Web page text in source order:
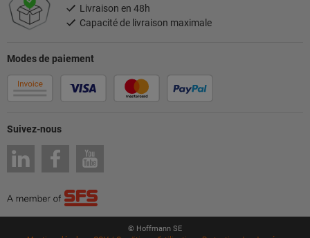
Suivez-nous
Modes de paiement
Livraison en 48h
Capacité de livraison maximale
© Hoffmann SE